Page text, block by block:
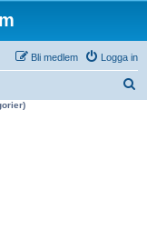
Logga in
Bli medlem